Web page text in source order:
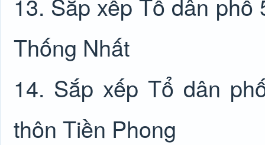
13. Sắp xếp Tổ dân
Thống Nhất
14. Sắp xếp Tổ dân
thôn Tiền Phong